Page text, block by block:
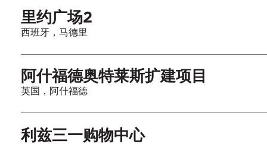
里约广场2
西班牙，马德里
阿什福德奥特莱斯扩建项目
英国，阿什福德
利兹三一购物中心